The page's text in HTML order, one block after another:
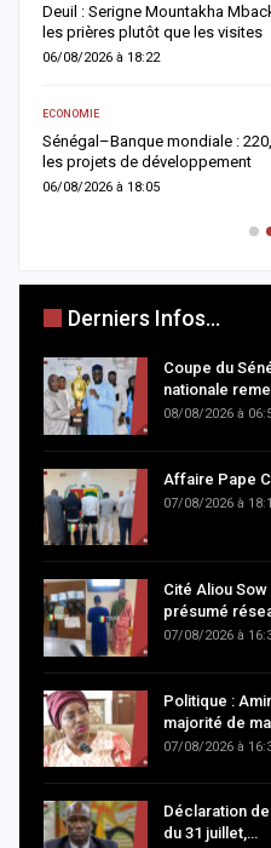
La Banque mondiale
important soutien budgétaire
05/08/2026 à 18:45
ACTUALITÉ À LA UNE
Offense au chef de l’État :
condamnés à des peines de
05/08/2026 à 16:13
Derniers Infos...
Coupe du
nationale
08/08/2026 à
Affaire Pape
07/08/2026 à
Cité Aliou
présumé
07/08/2026 à
Politique :
majorité de
07/08/2026 à
Déclaration
du 31 juillet,…